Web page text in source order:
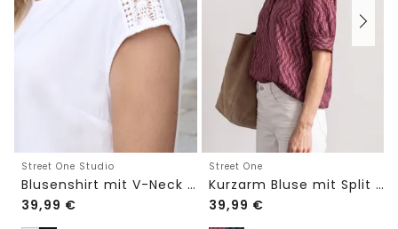
Street One Studio
Blusenshirt mit V-Neck und Spitze
39,99 €
Street One
Kurzarm Bluse mit Split Neck und Elastiksaum
39,99 €